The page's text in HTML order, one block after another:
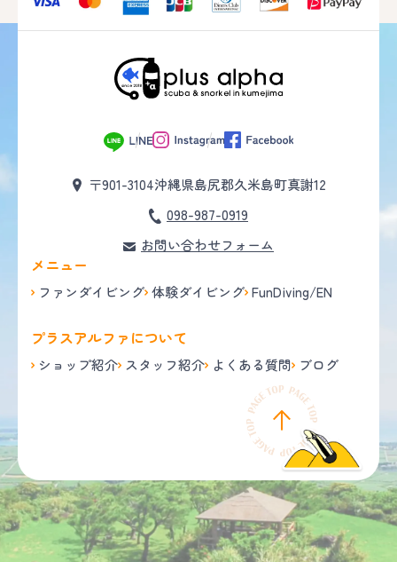
〒901-3104沖縄県島尻郡久米島町真謝12
098-987-0919
お問い合わせフォーム
メニュー
ファンダイビング 体験ダイビング FunDiving/EN
プラスアルファについて
ショップ紹介 スタッフ紹介 よくある質問 ブログ